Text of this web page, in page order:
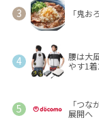
「鬼
腰は大
やす1
「つ
展開へ